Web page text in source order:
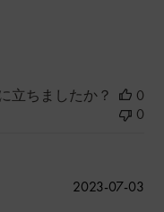
立ちましたか？
0
0
公
2023-07-03